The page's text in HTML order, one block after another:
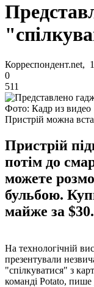
Корреспондент.net,
0
511
Фото: Кадр из видео
Пристрій можна
Пристрій
потім до
можете
бульбою.
майже за $30.
На технологічній
презентували
"спілкуватися" з
команді Potato, пише